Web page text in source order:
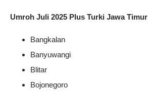
Umroh Juli 2025 Plus Turki Jawa Timur
Bangkalan
Banyuwangi
Blitar
Bojonegoro